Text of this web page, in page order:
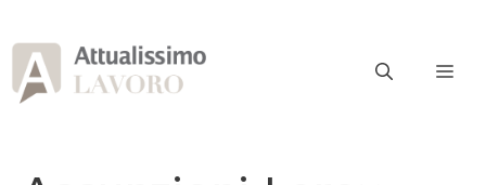
al
contenuto